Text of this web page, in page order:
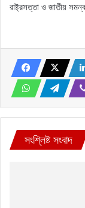
রাষ্ট্রসত্তা ও জাতীয়
সংশ্লিষ্ট সংবাদ